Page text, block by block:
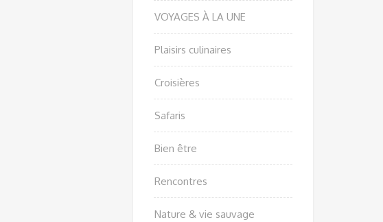
VOYAGES À LA UNE
Plaisirs culinaires
Croisières
Safaris
Bien être
Rencontres
Nature & vie sauvage